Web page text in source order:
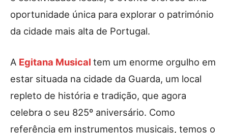
oportunidade única para explorar o património
da cidade mais alta de Portugal.
A Egitana Musical tem um enorme orgulho em
estar situada na cidade da Guarda, um local
repleto de história e tradição, que agora
celebra o seu 825º aniversário. Como
referência em instrumentos musicais, temos o